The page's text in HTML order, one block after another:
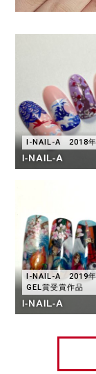
I-NAIL-A 2018年
I-NAIL-A
I-NAIL-A 2019
GEL賞受賞作品
I-NAIL-A